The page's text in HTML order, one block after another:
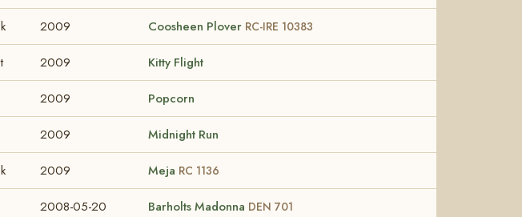
2009 Coosheen Plover RC-IRE 10383
2009 Kitty Flight
2009 Popcorn
2009 Midnight Run
2009 Meja RC 1136
2008-05-20 Barholts Madonna DEN 701